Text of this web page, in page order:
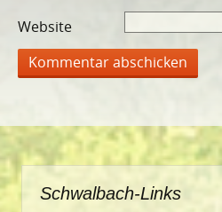
Website
Schwalbach-Links